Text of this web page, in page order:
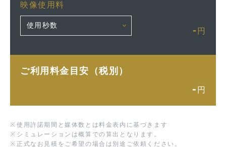
映像使用料
- 円
ご利用料金目安（税別）
- 円
※ 使用許諾期間と媒体数とは料金表内に基づきます
※ シミュレーションは概算での算出となります。
※ 正式なお見積をご希望の場合は別途ご依頼ください。